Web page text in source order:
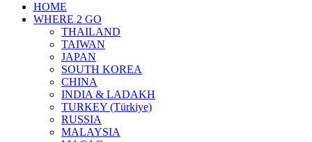
HOME
WHERE 2 GO
THAILAND
TAIWAN
JAPAN
SOUTH KOREA
CHINA
INDIA & LADAKH
TURKEY (Türkiye)
RUSSIA
MALAYSIA